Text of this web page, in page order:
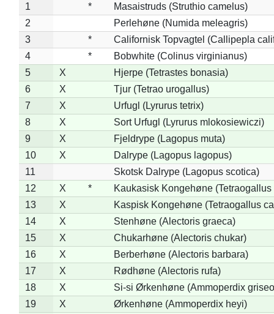
1 *
Masaistruds (Struthio camelus)
2
Perlehøne (Numida meleagris)
3
*
Californisk Topvagtel (Callipepla
4
*
Bobwhite (Colinus virginianus)
5
X
Hjerpe (Tetrastes bonasia)
6
X
Tjur (Tetrao urogallus)
7
X
Urfugl (Lyrurus tetrix)
8
X
Sort Urfugl (Lyrurus mlokosiewiczi)
9
X
Fjeldrype (Lagopus muta)
10
X
Dalrype (Lagopus lagopus)
11
Skotsk Dalrype (Lagopus scotica)
12
X *
Kaukasisk Kongehøne
13
X
Kaspisk Kongehøne (Tetraogallus
14
X
Stenhøne (Alectoris graeca)
15
X
Chukarhøne (Alectoris chukar)
16
X
Berberhøne (Alectoris barbara)
17
X
Rødhøne (Alectoris rufa)
18
X
Si-si Ørkenhøne (Ammoperdix
19
X
Ørkenhøne (Ammoperdix heyi)